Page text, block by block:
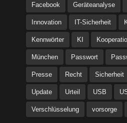
Facebook Geräteanalyse
Innovation IT-Sicherheit
Kennwörter KI
München Passwort
Presse Recht Sicherheit
Update Urteil USB
Verschlüsselung vorsorge